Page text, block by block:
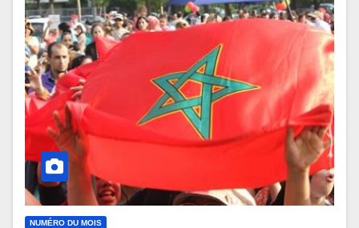
NUMÉRO DU MOIS